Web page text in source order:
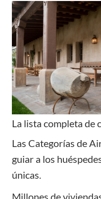
La lista completa de
Las Categorías de
guiar a los
únicas.
Millones de